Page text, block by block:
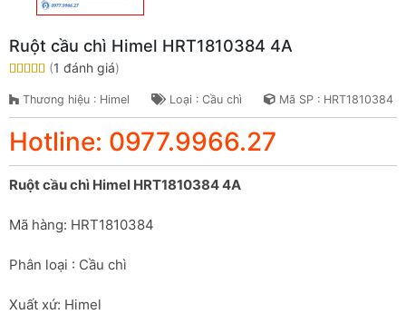
Ruột cầu chì Himel HRT1810384 4A
(1 đánh giá)
Thương hiệu : Himel Loại : Cầu chì Mã SP : HRT1810384
Hotline: 0977.9966.27
Ruột cầu chì Himel HRT1810384 4A
Mã hàng: HRT1810384
Phân loại : Cầu chì
Xuất xứ: Himel